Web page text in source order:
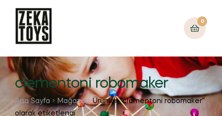
0
clementoni robomaker
Ana Sayfa Mağaza
Ürünler “clementoni robomaker”
olarak etiketlendi